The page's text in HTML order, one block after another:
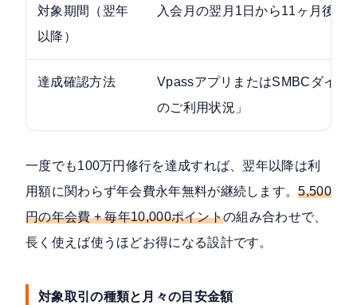
対象期間（翌年
以降）
入会月の翌月1日から11ヶ月後の
達成確認方法
VpassアプリまたはSMBCダイレ
のご利用状況」
一度でも100万円修行を達成すれば、翌年以降は利
用額に関わらず年会費永年無料が継続します。5,500
円の年会費 + 毎年10,000ポイントの組み合わせで、
長く使えば使うほどお得になる設計です。
対象取引の種類と月々の目安金額